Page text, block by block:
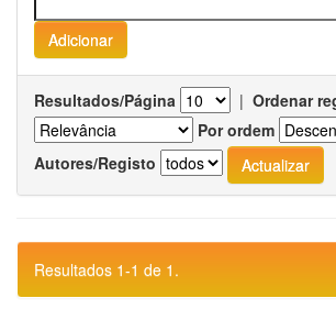
Resultados/Página | Ordenar
Por ordem
Autores/Registo
Resultados 1-1 de 1.